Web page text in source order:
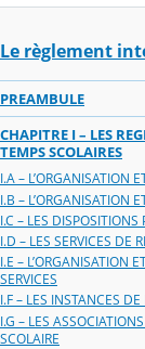
Le règlement
PREAMBULE
CHAPITRE I – LES
TEMPS SCOLAIRES
I.A – L’ORGANISATION
I.B – L’ORGANISATION
I.C – LES DISPOSITIONS
I.D – LES SERVICES DE
I.E – L’ORGANISATION
SERVICES
I.F – LES INSTANCES
I.G – LES
SCOLAIRE